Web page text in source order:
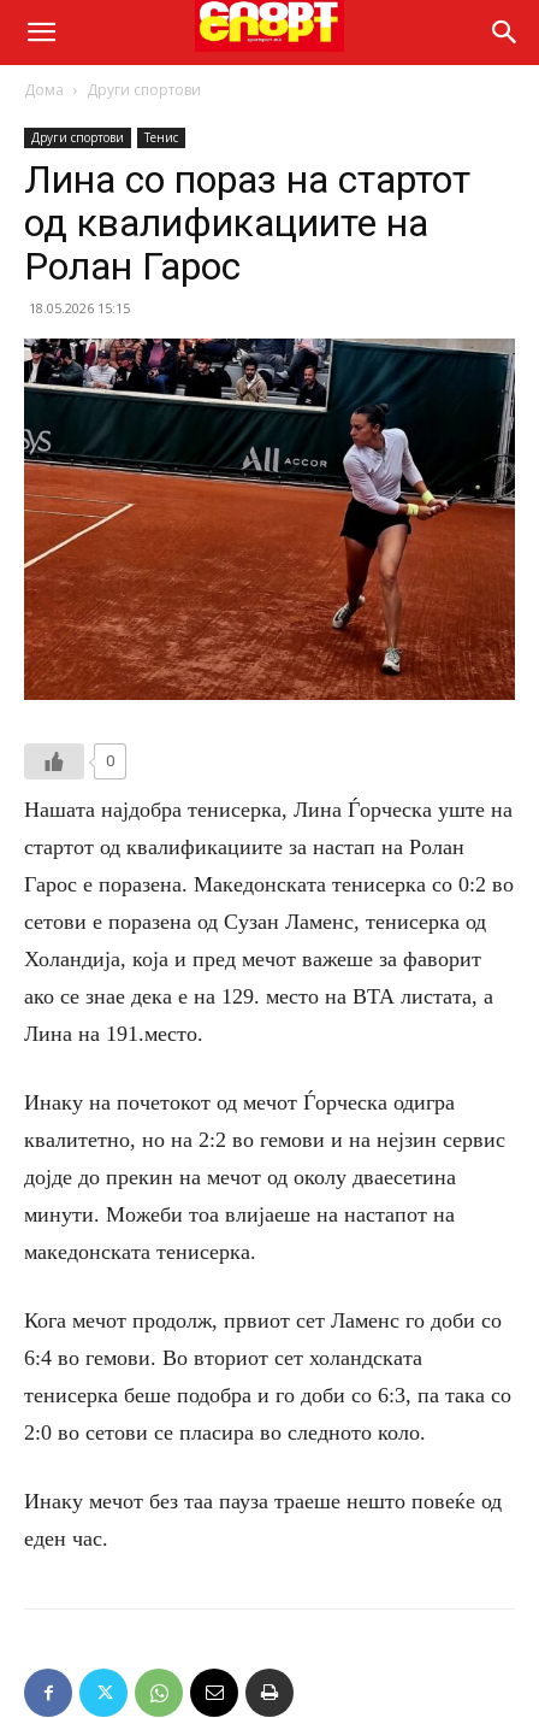
Дома Други спортови
Други спортови Тенис
Лина со пораз на стартот
од квалификациите на
Ролан Гарос
18.05.2026 15:15
0
Нашата најдобра тенисерка, Лина Ѓорческа уште на
стартот од квалификациите за настап на Ролан
Гарос е поразена. Македонската тенисерка со 0:2 во
сетови е поразена од Сузан Ламенс, тенисерка од
Холандија, која и пред мечот важеше за фаворит
ако се знае дека е на 129. место на ВТА листата, а
Лина на 191.место.
Инаку на почетокот од мечот Ѓорческа одигра
квалитетно, но на 2:2 во гемови и на нејзин сервис
дојде до прекин на мечот од околу дваесетина
минути. Можеби тоа влијаеше на настапот на
македонската тенисерка.
Кога мечот продолж, првиот сет Ламенс го доби со
6:4 во гемови. Во вториот сет холандската
тенисерка беше подобра и го доби со 6:3, па така со
2:0 во сетови се пласира во следното коло.
Инаку мечот без таа пауза траеше нешто повеќе од
еден час.